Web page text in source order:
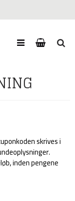
skrives i
inden pengene